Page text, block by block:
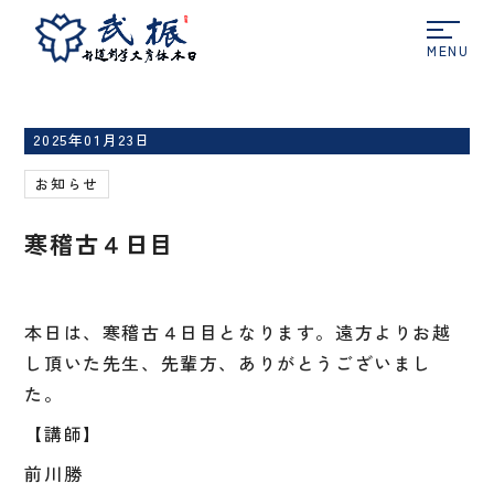
ホーム お知らせ
2025年01月23日
お知らせ
寒稽古４日目
本日は、寒稽古４日目となります。遠方よりお越
し頂いた先生、先輩方、ありがとうございまし
た。
【講師】
前川勝